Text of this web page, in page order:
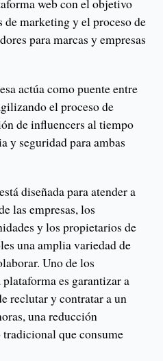
web con el objetivo
de marketing y el proceso de
para marcas y empresas
actúa como puente entre
el proceso de
de influencers al tiempo
y seguridad para ambas
diseñada para atender a
las empresas, los
y los propietarios de
una amplia variedad de
Uno de los
es garantizar a
reclutar y contratar a un
una reducción
que consume